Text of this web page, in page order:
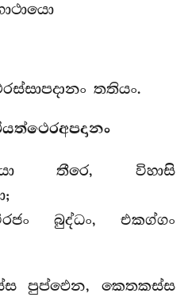
තතියං.
තීරෙ, විහාසි
බුද්ධං, එකග්ගං
පුප්ඵෙන, කෙතකස්ස